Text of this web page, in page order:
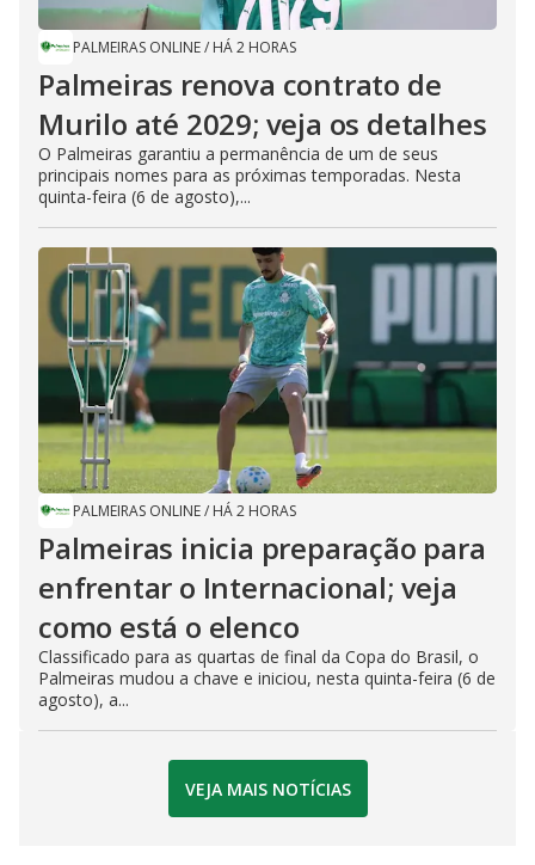
PALMEIRAS ONLINE/ HÁ 2 HORAS
Palmeiras renova contrato de
Murilo até 2029; veja os detalhes
O Palmeiras garantiu a permanência de um de seus
principais nomes para as próximas temporadas. Nesta
quinta-feira (6 de agosto),...
PALMEIRAS ONLINE/ HÁ 2 HORAS
Palmeiras inicia preparação para
enfrentar o Internacional; veja
como está o elenco
Classificado para as quartas de final da Copa do Brasil, o
Palmeiras mudou a chave e iniciou, nesta quinta-feira (6 de
agosto), a...
VEJA MAIS NOTÍCIAS